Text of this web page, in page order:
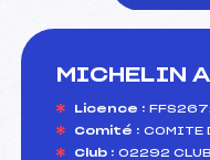
MICHELIN
Licence :
Comité : COMITE
Club : 02292 CLUB